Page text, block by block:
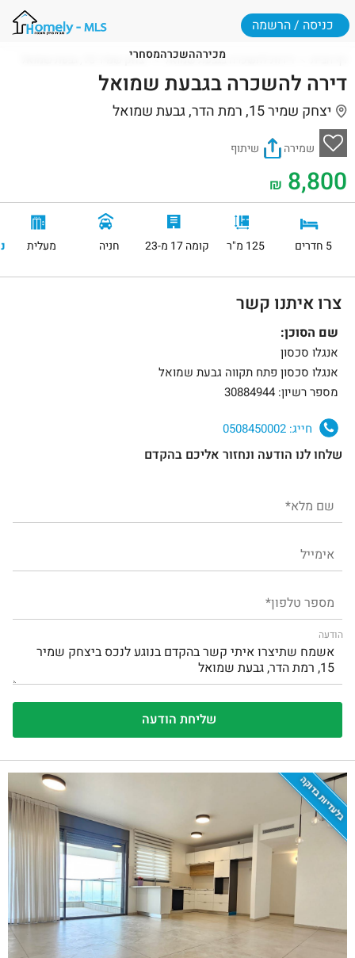
מכירההשכרהמסחרי
כניסה / הרשמה
דירות להשכרה בגבעת שמואל יצחק שמיר 15, גבעת שמואל
דירה להשכרה בגבעת שמואל
יצחק שמיר 15, רמת הדר, גבעת שמואל
שמירה שיתוף
8,800
₪
5 חדרים 125 מ"ר קומה 17 מ-23 חניה מעלית
צרו איתנו קשר
שם הסוכן:
אנגלו סכסון
אנגלו סכסון פתח תקווה גבעת שמואל
מספר רשיון: 30884944
חייג:
שלחו לנו הודעה ונחזור אליכם בהקדם
הודעה
בלעדיות בדוקה